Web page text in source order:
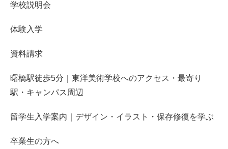
学校説明会
体験入学
資料請求
曙橋駅徒歩5分｜東洋美術学校へのアクセス・最寄り
駅・キャンパス周辺
留学生入学案内｜デザイン・イラスト・保存修復を学ぶ
卒業生の方へ